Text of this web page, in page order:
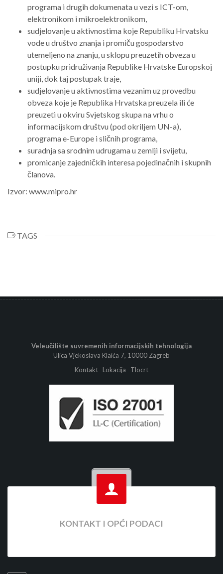
programa i drugih dokumenata u vezi s ICT-om,
elektronikom i mikroelektronikom,
sudjelovanje u aktivnostima koje Republiku Hrvatsku
vode u društvo znanja i promiču gospodarstvo
utemeljeno na znanju, u sklopu preuzetih obveza u
postupku pridruživanja Republike Hrvatske Europskoj
uniji, dok taj postupak traje,
sudjelovanje u aktivnostima vezanim uz provedbu
obveza koje je Republika Hrvatska preuzela ili će
preuzeti u okviru Svjetskog skupa na vrhu o
informacijskom društvu (pod okriljem UN-a),
programa e-Europe i sličnih programa,
suradnja sa srodnim udrugama u zemlji i svijetu,
promicanje zajedničkih interesa pojedinačnih i skupnih
članova.
Izvor: www.mipro.hr
TAGS
Veleučilište suvremenih informacijskih tehnologija
Ulica Vjekoslava Klaića 7, 10000 Zagreb
Kontakt Lokacija Tlocrt
KONTAKT I OPĆI PODACI